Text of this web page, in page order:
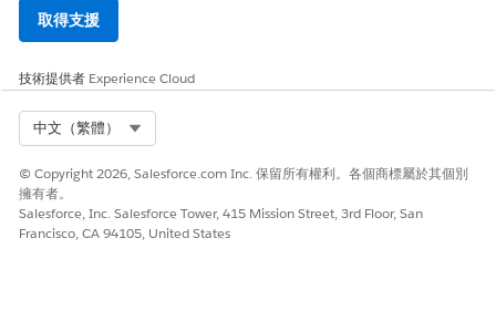
取得支援
技術提供者 Experience Cloud
中文（繁體）
© Copyright 2026, Salesforce.com Inc. 保留所有權利。各個商標屬於其個別
擁有者。
Salesforce, Inc. Salesforce Tower, 415 Mission Street, 3rd Floor, San
Francisco, CA 94105, United States